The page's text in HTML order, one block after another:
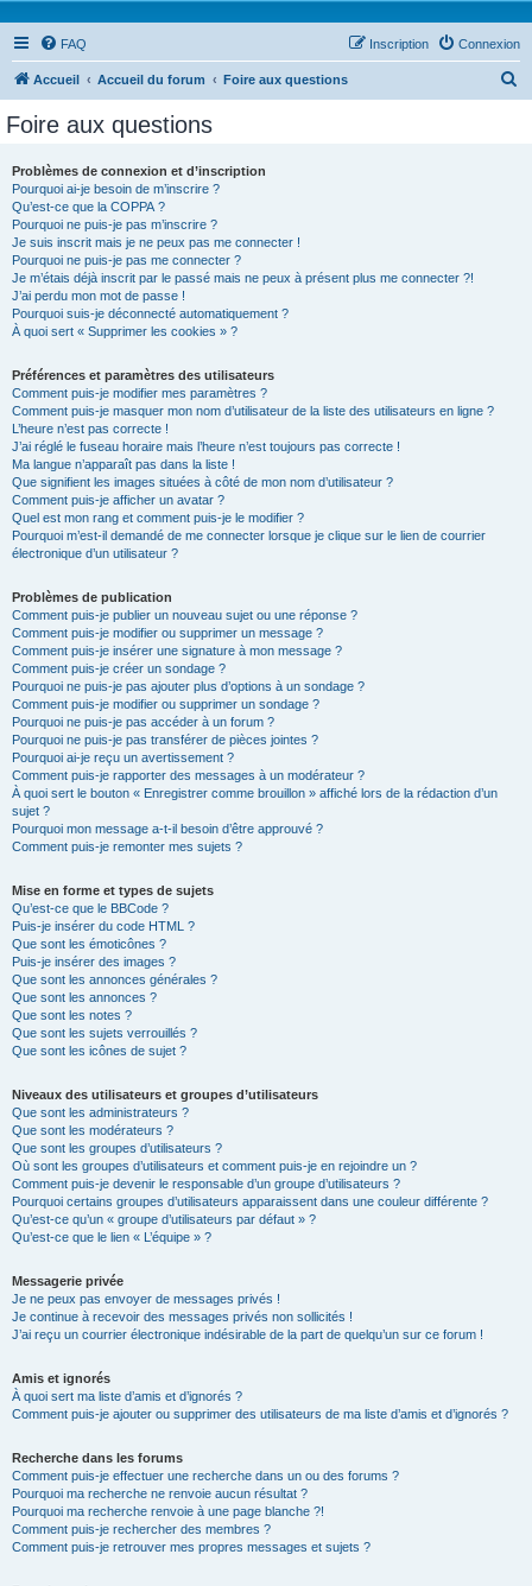
FAQ Connexion
Inscription
Accueil Accueil du forum Foire aux questions
Foire aux questions
Problèmes de connexion et d’inscription
Pourquoi ai-je besoin de m’inscrire ?
Qu’est-ce que la COPPA ?
Pourquoi ne puis-je pas m’inscrire ?
Je suis inscrit mais je ne peux pas me connecter !
Pourquoi ne puis-je pas me connecter ?
Je m’étais déjà inscrit par le passé mais ne peux à présent plus me connecter ?!
J’ai perdu mon mot de passe !
Pourquoi suis-je déconnecté automatiquement ?
À quoi sert « Supprimer les cookies » ?
Préférences et paramètres des utilisateurs
Comment puis-je modifier mes paramètres ?
Comment puis-je masquer mon nom d’utilisateur de la liste des utilisateurs en ligne ?
L’heure n’est pas correcte !
J’ai réglé le fuseau horaire mais l’heure n’est toujours pas correcte !
Ma langue n’apparaît pas dans la liste !
Que signifient les images situées à côté de mon nom d’utilisateur ?
Comment puis-je afficher un avatar ?
Quel est mon rang et comment puis-je le modifier ?
Pourquoi m’est-il demandé de me connecter lorsque je clique sur le lien de courrier
électronique d’un utilisateur ?
Problèmes de publication
Comment puis-je publier un nouveau sujet ou une réponse ?
Comment puis-je modifier ou supprimer un message ?
Comment puis-je insérer une signature à mon message ?
Comment puis-je créer un sondage ?
Pourquoi ne puis-je pas ajouter plus d’options à un sondage ?
Comment puis-je modifier ou supprimer un sondage ?
Pourquoi ne puis-je pas accéder à un forum ?
Pourquoi ne puis-je pas transférer de pièces jointes ?
Pourquoi ai-je reçu un avertissement ?
Comment puis-je rapporter des messages à un modérateur ?
À quoi sert le bouton « Enregistrer comme brouillon » affiché lors de la rédaction d’un
sujet ?
Pourquoi mon message a-t-il besoin d’être approuvé ?
Comment puis-je remonter mes sujets ?
Mise en forme et types de sujets
Qu’est-ce que le BBCode ?
Puis-je insérer du code HTML ?
Que sont les émoticônes ?
Puis-je insérer des images ?
Que sont les annonces générales ?
Que sont les annonces ?
Que sont les notes ?
Que sont les sujets verrouillés ?
Que sont les icônes de sujet ?
Niveaux des utilisateurs et groupes d’utilisateurs
Que sont les administrateurs ?
Que sont les modérateurs ?
Que sont les groupes d’utilisateurs ?
Où sont les groupes d’utilisateurs et comment puis-je en rejoindre un ?
Comment puis-je devenir le responsable d’un groupe d’utilisateurs ?
Pourquoi certains groupes d’utilisateurs apparaissent dans une couleur différente ?
Qu’est-ce qu’un « groupe d’utilisateurs par défaut » ?
Qu’est-ce que le lien « L’équipe » ?
Messagerie privée
Je ne peux pas envoyer de messages privés !
Je continue à recevoir des messages privés non sollicités !
J’ai reçu un courrier électronique indésirable de la part de quelqu’un sur ce forum !
Amis et ignorés
À quoi sert ma liste d’amis et d’ignorés ?
Comment puis-je ajouter ou supprimer des utilisateurs de ma liste d’amis et d’ignorés ?
Recherche dans les forums
Comment puis-je effectuer une recherche dans un ou des forums ?
Pourquoi ma recherche ne renvoie aucun résultat ?
Pourquoi ma recherche renvoie à une page blanche ?!
Comment puis-je rechercher des membres ?
Comment puis-je retrouver mes propres messages et sujets ?